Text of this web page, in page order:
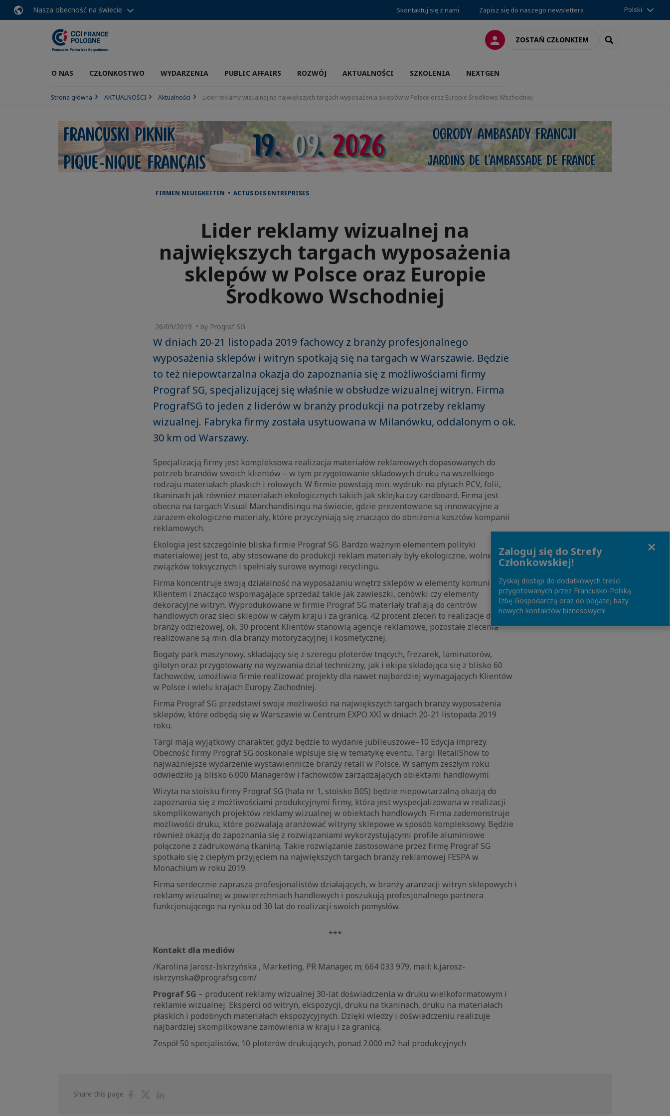
Nasza obecność na świecie Skontaktuj się z nami Zapisz się do naszego newslettera Polski
LOGOWANIEZOSTAŃ CZŁONKIEM SEARCH
O NAS CZŁONKOSTWO WYDARZENIA PUBLIC AFFAIRS ROZWÓJ AKTUALNOŚCI SZKOLENIA NEXTGEN
Strona główna AKTUALNOŚCI Aktualności Lider reklamy wizualnej na największych targach wyposażenia sklepów w Polsce oraz Europie Środkowo Wschodniej
FIRMEN NEUIGKEITEN • ACTUS DES ENTREPRISES
Lider reklamy wizualnej na
największych targach wyposażenia
sklepów w Polsce oraz Europie
Środkowo Wschodniej
26/09/2019 • by Prograf SG
W dniach 20-21 listopada 2019 fachowcy z branży profesjonalnego
wyposażenia sklepów i witryn spotkają się na targach w Warszawie. Będzie
to też niepowtarzalna okazja do zapoznania się z możliwościami firmy
Prograf SG, specjalizującej się właśnie w obsłudze wizualnej witryn. Firma
PrografSG to jeden z liderów w branży produkcji na potrzeby reklamy
wizualnej. Fabryka firmy została usytuowana w Milanówku, oddalonym o ok.
30 km od Warszawy.
Specjalizacją firmy jest kompleksowa realizacja materiałów reklamowych dopasowanych do
potrzeb brandów swoich klientów – w tym przygotowanie składowych druku na wszelkiego
rodzaju materiałach płaskich i rolowych. W firmie powstają min. wydruki na płytach PCV, folii,
tkaninach jak również materiałach ekologicznych takich jak sklejka czy cardboard. Firma jest
obecna na targach Visual Marchandisingu na świecie, gdzie prezentowane są innowacyjne a
zarazem ekologiczne materiały, które przyczyniają się znacząco do obniżenia kosztów kompanii
reklamowych.
Ekologia jest szczególnie bliska firmie Prograf SG. Bardzo ważnym elementem polityki
materiałowej jest to, aby stosowane do produkcji reklam materiały były ekologiczne, wolne od
związków toksycznych i spełniały surowe wymogi recyclingu.
Firma koncentruje swoją działalność na wyposażaniu wnętrz sklepów w elementy komunikacji z
Klientem i znacząco wspomagające sprzedaż takie jak zawieszki, cenówki czy elementy
dekoracyjne witryn. Wyprodukowane w firmie Prograf SG materiały trafiają do centrów
handlowych oraz sieci sklepów w całym kraju i za granicą. 42 procent zleceń to realizacje dla
branży odzieżowej, ok. 30 procent Klientów stanowią agencje reklamowe, pozostałe zlecenia
realizowane są min. dla branży motoryzacyjnej i kosmetycznej.
Bogaty park maszynowy, składający się z szeregu ploterów tnących, frezarek, laminatorów,
gilotyn oraz przygotowany na wyzwania dział techniczny, jak i ekipa składająca się z blisko 60
fachowców, umożliwia firmie realizować projekty dla nawet najbardziej wymagających Klientów
w Polsce i wielu krajach Europy Zachodniej.
Firma Prograf SG przedstawi swoje możliwości na największych targach branży wyposażenia
sklepów, które odbędą się w Warszawie w Centrum EXPO XXI w dniach 20-21 listopada 2019
roku.
Targi mają wyjątkowy charakter, gdyż będzie to wydanie jubileuszowe–10 Edycja imprezy.
Obecność firmy Prograf SG doskonale wpisuje się w tematykę eventu. Targi RetailShow to
najważniejsze wydarzenie wystawiennicze branży retail w Polsce. W samym zeszłym roku
odwiedziło ją blisko 6.000 Managerów i fachowców zarządzających obiektami handlowymi.
Wizyta na stoisku firmy Prograf SG (hala nr 1, stoisko B05) będzie niepowtarzalną okazją do
zapoznania się z możliwościami produkcyjnymi firmy, która jest wyspecjalizowana w realizacji
skomplikowanych projektów reklamy wizualnej w obiektach handlowych. Firma zademonstruje
możliwości druku, które pozwalają aranżować witryny sklepowe w sposób kompleksowy. Będzie
również okazją do zapoznania się z rozwiązaniami wykorzystującymi profile aluminiowe
połączone z zadrukowaną tkaniną. Takie rozwiązanie zastosowane przez firmę Prograf SG
spotkało się z ciepłym przyjęciem na największych targach branży reklamowej FESPA w
Monachium w roku 2019.
Firma serdecznie zaprasza profesjonalistów działających, w branży aranżacji witryn sklepowych i
reklamy wizualnej w powierzchniach handlowych i poszukują profesjonalnego partnera
funkcjonującego na rynku od 30 lat do realizacji swoich pomysłów.
***
Kontakt dla mediów
/Karolina Jarosz-Iskrzyńska , Marketing, PR Manager, m; 664 033 979, mail: k.jarosz-
iskrzynska@prografsg.com/
Prograf SG – producent reklamy wizualnej 30-lat doświadczenia w druku wielkoformatowym i
reklamie wizualnej. Eksperci od witryn, ekspozycji, druku na tkaninach, druku na materiałach
płaskich i podobnych materiałach ekspozycyjnych. Dzięki wiedzy i doświadczeniu realizuje
najbardziej skomplikowane zamówienia w kraju i za granicą.
Zespół 50 specjalistów, 10 ploterów drukujących, ponad 2.000 m2 hal produkcyjnych
Share this page
ShareShare
Zaloguj się do Strefy
Członkowskiej!
Zyskaj dostęp do dodatkowych treści
przygotowanych przez Francusko-Polską
Izbę Gospodarczą oraz do bogatej bazy
nowych kontaktów biznesowych!